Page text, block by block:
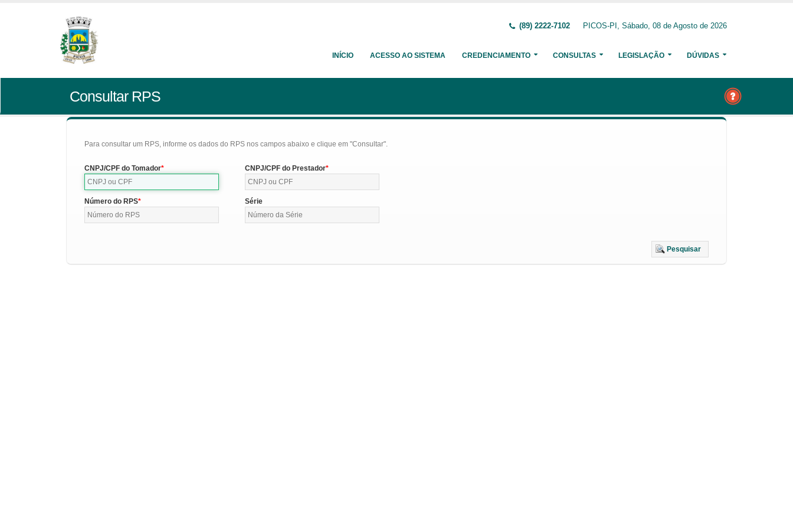
(89) 2222-7102 PICOS-PI, Sábado, 08 de Agosto de 2026
INÍCIO ACESSO AO SISTEMA CREDENCIAMENTO CONSULTAS LEGISLAÇÃO DÚVIDAS
Consultar RPS
Para consultar um RPS, informe os dados do RPS nos campos abaixo e clique em "Consultar".
CNPJ/CPF do Tomador CNPJ/CPF do Prestador
Número do RPS Série
Pesquisar